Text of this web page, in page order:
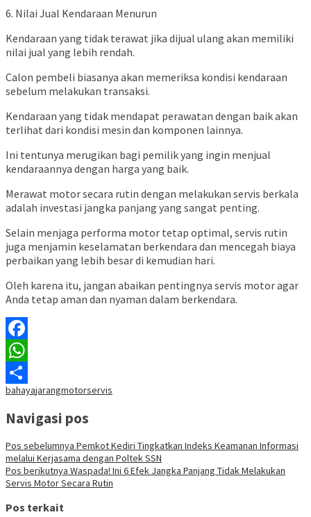
6. Nilai Jual Kendaraan Menurun
Kendaraan yang tidak terawat jika dijual ulang akan memiliki
nilai jual yang lebih rendah.
Calon pembeli biasanya akan memeriksa kondisi kendaraan
sebelum melakukan transaksi.
Kendaraan yang tidak mendapat perawatan dengan baik akan
terlihat dari kondisi mesin dan komponen lainnya.
Ini tentunya merugikan bagi pemilik yang ingin menjual
kendaraannya dengan harga yang baik.
Merawat motor secara rutin dengan melakukan servis berkala
adalah investasi jangka panjang yang sangat penting.
Selain menjaga performa motor tetap optimal, servis rutin
juga menjamin keselamatan berkendara dan mencegah biaya
perbaikan yang lebih besar di kemudian hari.
Oleh karena itu, jangan abaikan pentingnya servis motor agar
Anda tetap aman dan nyaman dalam berkendara.
Facebook
WhatsApp
Share
bahayajarangmotorservis
Navigasi pos
Pos sebelumnya Pemkot Kediri Tingkatkan Indeks Keamanan Informasi
melalui Kerjasama dengan Poltek SSN
Pos berikutnya Waspada! Ini 6 Efek Jangka Panjang Tidak Melakukan
Servis Motor Secara Rutin
Pos terkait